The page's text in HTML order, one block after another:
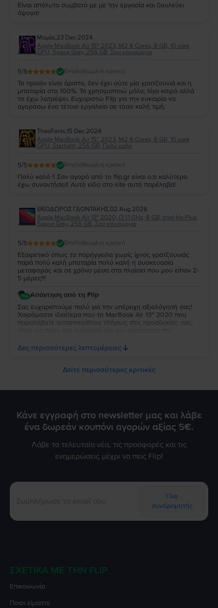
Είναι απόλυτα συμβατό με με την εργασία και δουλεύει
άψογα!
Μαρία,23 Dec 2024
Apple MacBook Air 15″ 2023, M2 8 Cores, 8 GB, 10 core
GPU, Space Gray, 256 GB, Σαν καινούργιο
5/5 Επαληθευμένη κριτική
Το προϊόν είναι άριστο, δεν έχει ούτε μία γρατζουνιά και η
μπαταρία στο 100%. Το χρησιμοποιώ μόλις λίγο καιρό αλλά
το έχω λατρέψει. Ευχαριστώ Flip για την ευκαιρία να
αγοράσω ένα τέτοιο εργαλείο σε τόσο καλή τιμή.
TheoFanis,15 Dec 2024
Apple MacBook Air 15″ 2023, M2 8 Cores, 8 GB, 10 core
GPU, Starlight, 256 GB, Πολύ καλό
5/5 Επαληθευμένη κριτική
Πολύ καλό !! Σαν αγορά από το flip.gr είναι ο,τι καλύτερο
έχω συναντήσει!! Αυτό είδα στο site αυτό παρέλαβα!
ΘΕΟΔΩΡΟΣ ΓΔΟΝΤΑΚΗΣ,02 Aug 2026
Apple MacBook Air 13″ 2020, i3 1.1 GHz, 8 GB, Intel Iris Plus,
Space Gray, 256 GB, Σαν καινούργιο
5/5 Επαληθευμένη κριτική
Εξαιρετικό όπως το παρήγγειλα χωρίς ίχνος γρατζουνιάς
παρά πολύ καλή μπαταρία πολύ καλή η συσκευασία
μεταφοράς και σε χρόνο μέσα στα πλαίσια που μου είπαν 2-
5 μέρες!!!
Απάντηση από τη Flip
Σας ευχαριστούμε πολύ για την υπέροχη αξιολόγησή σας!
Χαιρόμαστε ιδιαίτερα που το MacBook Air 13″ 2020 που
παραλάβατε ανταποκρίθηκε πλήρως στις προσδοκίες σας,
παράδοσης. Σας ευχαριστούμε για την εμπιστοσύνη σας και
ευχόμαστε να το χαρείτε!
Δες περισσότερες λεπτομέρειες
Δείτε περισσότερες κριτικές
Κάνε εγγραφή στο newsletter μας και λάβε
ένα δωρεάν κουπόνι αγορών αξίας 5€.
Λάβε τα τελευταία νέα, τις προσφορές και τις
ενημερώσεις μέχρι να πεις Flip!
Γίνε
συνδρομητής
ΣΧΕΤΙΚΆ ΜΕ ΤΗΝ FLIP
Επικοινωνία
Ποιοι είμαστε